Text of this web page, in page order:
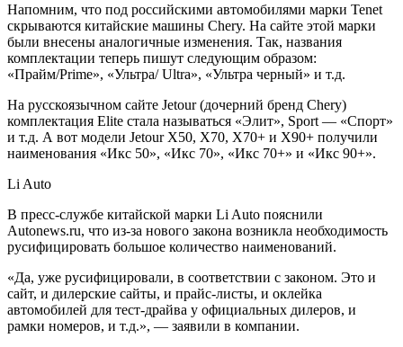
Напомним, что под российскими автомобилями марки Tenet
скрываются китайские машины Chery. На сайте этой марки
были внесены аналогичные изменения. Так, названия
комплектации теперь пишут следующим образом:
«Прайм/Prime», «Ультра/ Ultra», «Ультра черный» и т.д.
На русскоязычном сайте Jetour (дочерний бренд Chery)
комплектация Elite стала называться «Элит», Sport — «Спорт»
и т.д. А вот модели Jetour X50, X70, X70+ и X90+ получили
наименования «Икс 50», «Икс 70», «Икс 70+» и «Икс 90+».
Li Auto
В пресс-службе китайской марки Li Auto пояснили
Autonews.ru, что из-за нового закона возникла необходимость
русифицировать большое количество наименований.
«Да, уже русифицировали, в соответствии с законом. Это и
сайт, и дилерские сайты, и прайс-листы, и оклейка
автомобилей для тест-драйва у официальных дилеров, и
рамки номеров, и т.д.», — заявили в компании.